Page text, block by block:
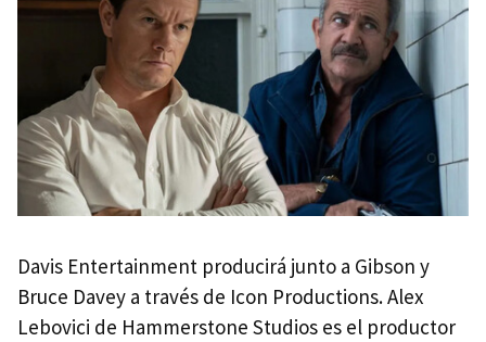
Davis Entertainment producirá junto a Gibson y
Bruce Davey a través de Icon Productions. Alex
Lebovici de Hammerstone Studios es el productor